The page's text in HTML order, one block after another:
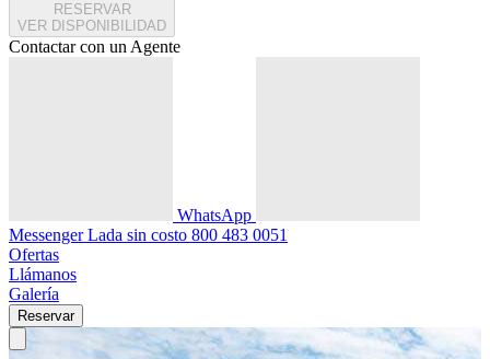
RESERVAR
VER DISPONIBILIDAD
Contactar con un Agente
WhatsApp
MessengerLada sin costo 800 483 0051
Ofertas
Llámanos
Galería
Reservar